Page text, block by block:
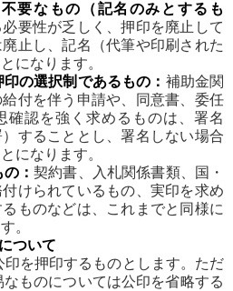
要なもの（記名のみとするも
要性が乏しく、押印を廃止して
止し、記名（代筆や印刷された
になります。
の選択制であるもの： 補助金関
付を伴う申請や、同意書、委任
確認を強く求めるものは、署名
）することとし、署名しない場合
になります。
：契約書、入札関係書類、国・
けられているもの、実印を求め
ものなどは、これまでと同様に
。
ついて
を押印するものとします。ただ
ものについては公印を省略する